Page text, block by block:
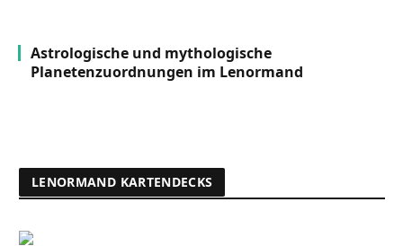
Astrologische und mythologische
Planetenzuordnungen im Lenormand
LENORMAND KARTENDECKS